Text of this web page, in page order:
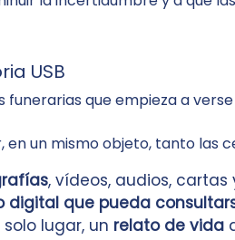
USB
funerarias que empieza a
en un mismo objeto, tanto las
, vídeos, audios,
digital que pueda
lugar, un relato de vida